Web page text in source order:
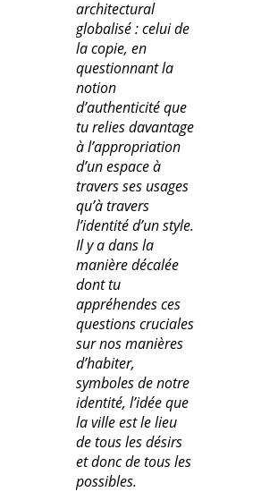
architectural
globalisé : celui de
la copie, en
questionnant la
notion
d’authenticité que
tu relies davantage
à l’appropriation
d’un espace à
travers ses usages
qu’à travers
l’identité d’un style.
Il y a dans la
manière décalée
dont tu
appréhendes ces
questions cruciales
sur nos manières
d’habiter,
symboles de notre
identité, l’idée que
la ville est le lieu
de tous les désirs
et donc de tous les
possibles.